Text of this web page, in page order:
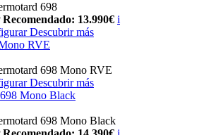
698
13.990€ i
Descubrir más
RVE
698 Mono RVE
Descubrir más
698 Mono Black
698 Mono Black